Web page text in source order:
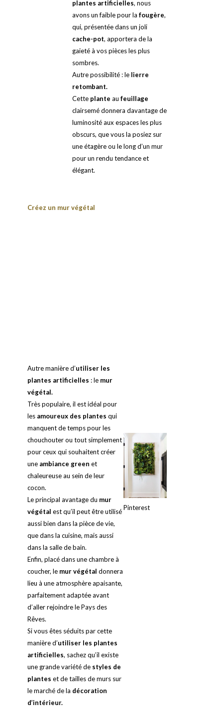
plantes artificielles, nous
avons un faible pour la fougère,
qui, présentée dans un joli
cache-pot, apportera de la
gaieté à vos pièces les plus
sombres.
Autre possibilité : le lierre
retombant.
Cette plante au feuillage
clairsemé donnera davantage de
luminosité aux espaces les plus
obscurs, que vous la posiez sur
une étagère ou le long d’un mur
pour un rendu tendance et
élégant.
Créez un mur végétal
Autre manière d’utiliser les
plantes artificielles : le mur
végétal.
Très populaire, il est idéal pour
les amoureux des plantes qui
manquent de temps pour les
chouchouter ou tout simplement
pour ceux qui souhaitent créer
une ambiance green et
chaleureuse au sein de leur
cocon.
Le principal avantage du mur
végétal est qu’il peut être utilisé
aussi bien dans la pièce de vie,
que dans la cuisine, mais aussi
dans la salle de bain.
Enfin, placé dans une chambre à
coucher, le mur végétal donnera
lieu à une atmosphère apaisante,
parfaitement adaptée avant
d’aller rejoindre le Pays des
Rêves.
Si vous êtes séduits par cette
manière d’utiliser les plantes
artificielles, sachez qu’il existe
une grande variété de styles de
plantes et de tailles de murs sur
le marché de la décoration
d’intérieur.
Pinterest